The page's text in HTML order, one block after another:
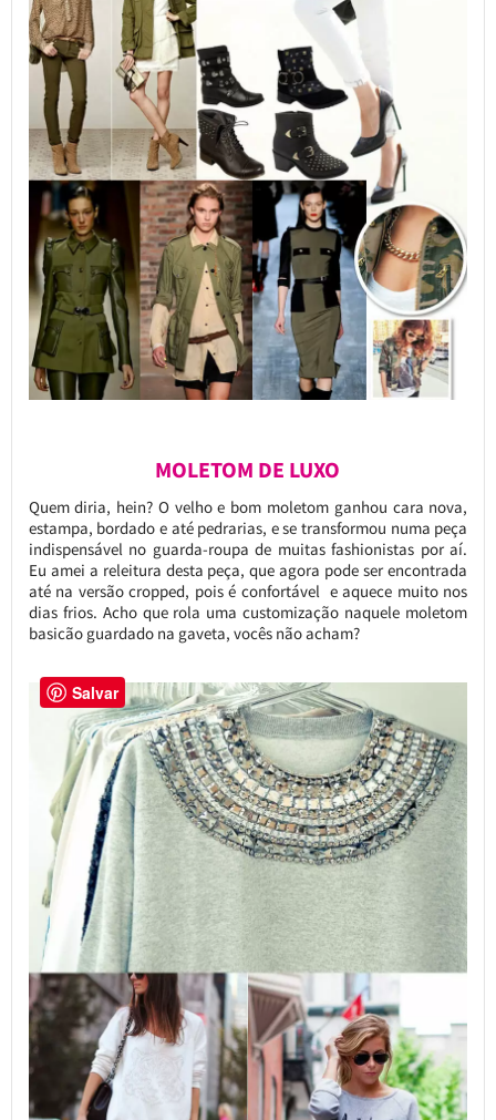
MOLETOM DE LUXO
Quem diria, hein? O velho e bom moletom ganhou cara nova,
estampa, bordado e até pedrarias, e se transformou numa peça
indispensável no guarda-roupa de muitas fashionistas por aí.
Eu amei a releitura desta peça, que agora pode ser encontrada
até na versão cropped, pois é confortável e aquece muito nos
dias frios. Acho que rola uma customização naquele moletom
basicão guardado na gaveta, vocês não acham?
Salvar